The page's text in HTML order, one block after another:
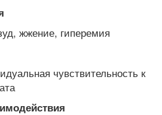
жжение, гиперемия
чувствительность к